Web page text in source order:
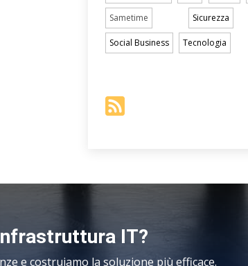
Sametime Sicurezza
Social Business Tecnologia
IT?
e costruiamo la soluzione più efficace.